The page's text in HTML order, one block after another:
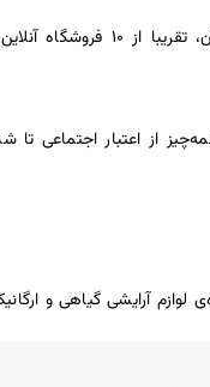
از اعتبار اجتماعی تا